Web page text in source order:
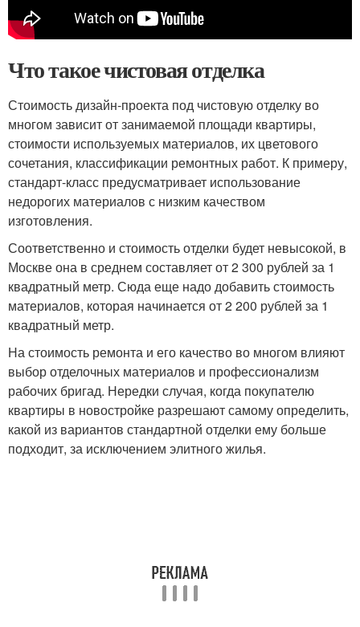
Что такое чистовая отделка
Стоимость дизайн-проекта под чистовую отделку во
многом зависит от занимаемой площади квартиры,
стоимости используемых материалов, их цветового
сочетания, классификации ремонтных работ. К примеру,
стандарт-класс предусматривает использование
недорогих материалов с низким качеством
изготовления.
Соответственно и стоимость отделки будет невысокой, в
Москве она в среднем составляет от 2 300 рублей за 1
квадратный метр. Сюда еще надо добавить стоимость
материалов, которая начинается от 2 200 рублей за 1
квадратный метр.
На стоимость ремонта и его качество во многом влияют
выбор отделочных материалов и профессионализм
рабочих бригад. Нередки случая, когда покупателю
квартиры в новостройке разрешают самому определить,
какой из вариантов стандартной отделки ему больше
подходит, за исключением элитного жилья.